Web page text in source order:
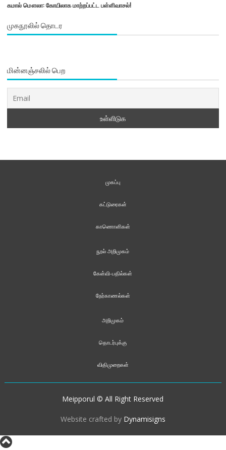
கமால் மௌலா: கோயிலாக மாற்றப்பட்ட பள்ளிவாசல்!
முகநூலில் தொடர
மின்னஞ்சலில் பெற
முகப்பு
கட்டுரைகள்
காணொளிகள்
நூல் அறிமுகம்
கேள்வி-பதில்கள்
நேர்காணல்கள்
அறிமுகம்
தொடர்புக்கு
விதிமுறைகள்
Meipporul © All Right Reserved
Website crafted by Dynamisigns